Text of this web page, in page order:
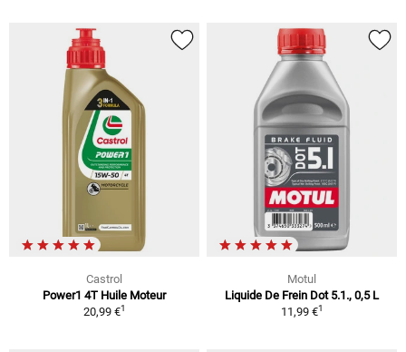
Castrol
Power1 4T Huile Moteur
20,99 €1
Motul
Liquide De Frein Dot 5.1., 0,5 L
11,99 €1